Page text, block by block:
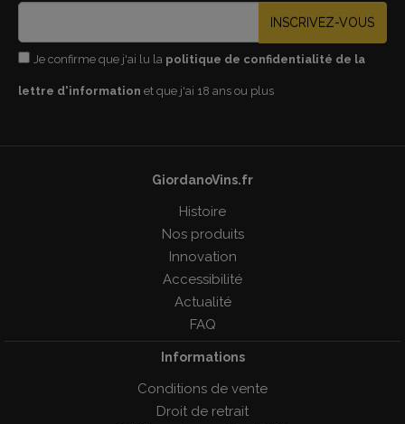
INSCRIVEZ-VOUS
Je confirme que j'ai lu la politique de confidentialité de la
lettre d'information et que j'ai 18 ans ou plus
GiordanoVins.fr
Histoire
Nos produits
Innovation
Accessibilité
Actualité
FAQ
Informations
Conditions de vente
Droit de retrait